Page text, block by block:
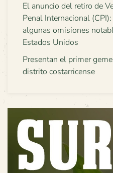
El anuncio del retiro de
Penal Internacional
algunas omisiones
Estados Unidos
Presentan el primer
distrito costarricense